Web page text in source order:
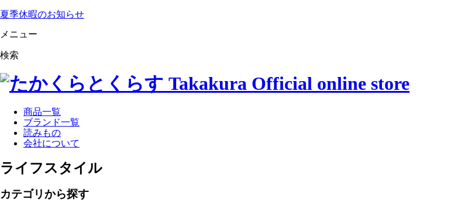
夏季休暇のお知らせ
メニュー
検索
商品一覧
ブランド一覧
読みもの
会社について
ライフスタイル
カテゴリから探す